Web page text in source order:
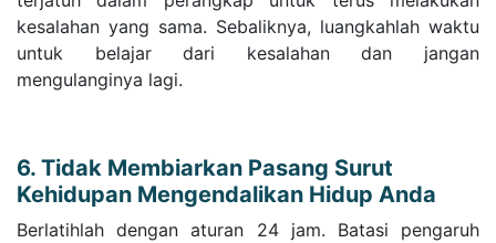
kesalahan yang sama. Sebaliknya, luangkahlah waktu
untuk belajar dari kesalahan dan jangan
mengulanginya lagi.
6. Tidak Membiarkan Pasang Surut
Kehidupan Mengendalikan Hidup Anda
Berlatihlah dengan aturan 24 jam. Batasi pengaruh